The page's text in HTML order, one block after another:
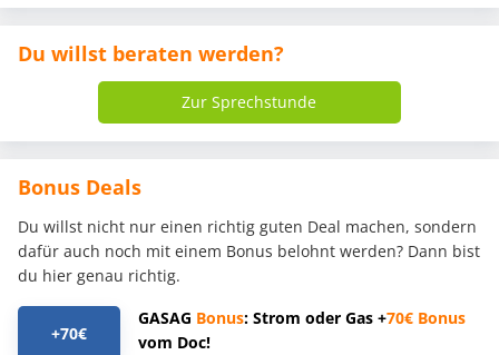
Du willst beraten werden?
Zur Sprechstunde
Bonus Deals
Du willst nicht nur einen richtig guten Deal machen, sondern
dafür auch noch mit einem Bonus belohnt werden? Dann bist
du hier genau richtig.
+70€
GASAG Bonus: Strom oder Gas +70€ Bonus
vom Doc!